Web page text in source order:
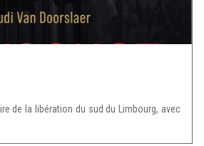
de la libération du sud du Limbourg, avec